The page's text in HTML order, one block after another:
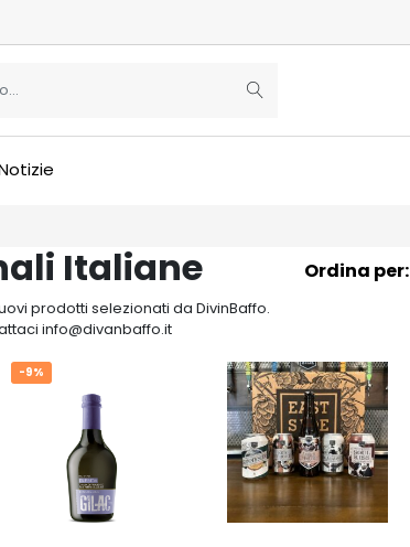
Italiane
prodotti selezionati da DivinBaffo.
info@divanbaffo.it
Ordina per:
-9%